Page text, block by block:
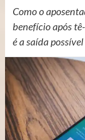
Como o
benefício após
é a saída